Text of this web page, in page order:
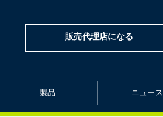
販売代理店になる
製品 ニュース